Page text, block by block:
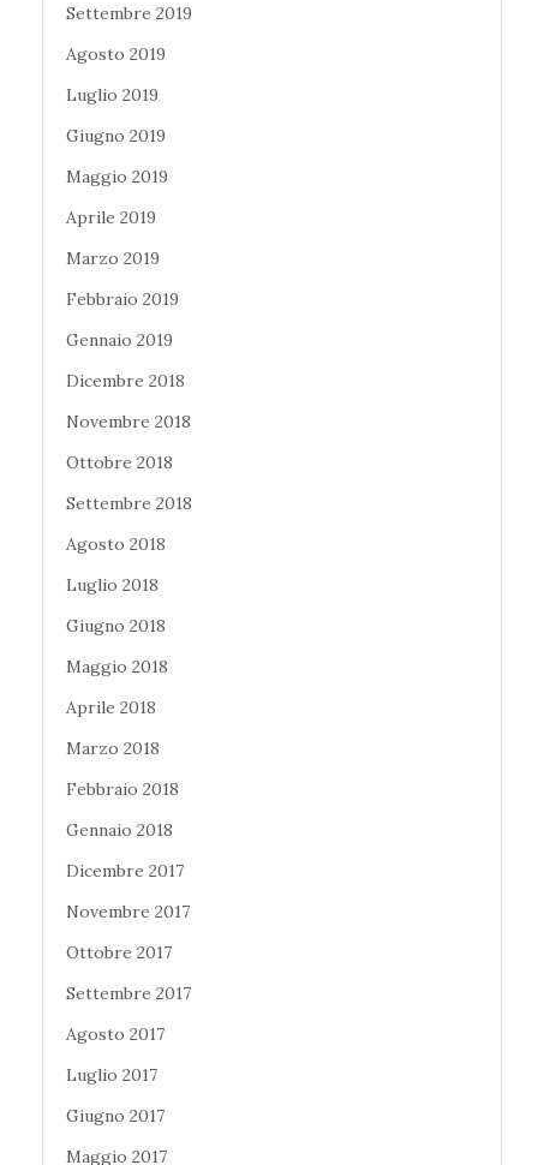
Settembre 2019
Agosto 2019
Luglio 2019
Giugno 2019
Maggio 2019
Aprile 2019
Marzo 2019
Febbraio 2019
Gennaio 2019
Dicembre 2018
Novembre 2018
Ottobre 2018
Settembre 2018
Agosto 2018
Luglio 2018
Giugno 2018
Maggio 2018
Aprile 2018
Marzo 2018
Febbraio 2018
Gennaio 2018
Dicembre 2017
Novembre 2017
Ottobre 2017
Settembre 2017
Agosto 2017
Luglio 2017
Giugno 2017
Maggio 2017